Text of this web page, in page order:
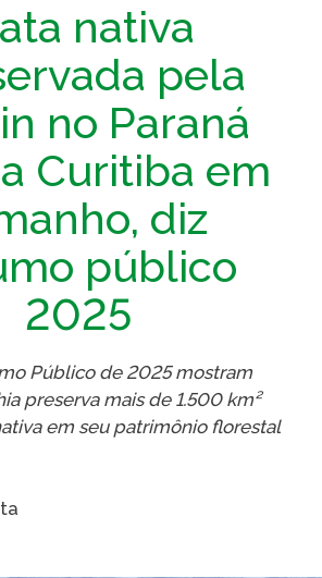
Relatório de
Sustentabilidade
Plante com a
Klabin
Todas Florestas
Importam
Inova
nativa
pela
no Paraná
Curitiba em
diz
público
2025
Público de 2025 mostram
preserva mais de 1.500 km²
em seu patrimônio florestal